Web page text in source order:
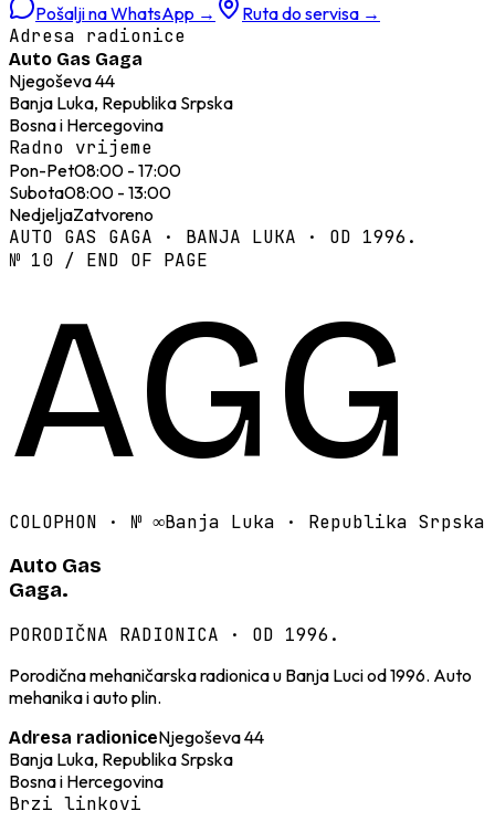
Pošalji na WhatsApp → Ruta do servisa →
Adresa radionice
Auto Gas Gaga
Njegoševa 44
Banja Luka, Republika Srpska
Bosna i Hercegovina
Radno vrijeme
Pon-Pet08:00 - 17:00
Subota08:00 - 13:00
NedjeljaZatvoreno
AUTO GAS GAGA · BANJA LUKA · OD 1996.
№ 10 / END OF PAGE
AGG
COLOPHON · № ∞Banja Luka · Republika Srpska
Auto Gas
Gaga.
PORODIČNA RADIONICA · OD 1996.
Porodična mehaničarska radionica u Banja Luci od 1996. Auto
mehanika i auto plin.
Adresa radioniceNjegoševa 44
Banja Luka, Republika Srpska
Bosna i Hercegovina
Brzi linkovi